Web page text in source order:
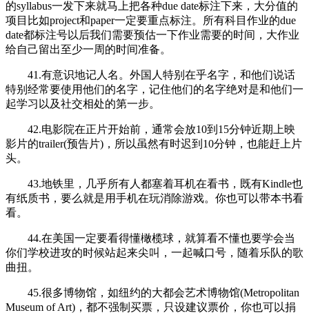
的syllabus一发下来就马上把各种due date标注下来，大分值的
项目比如project和paper一定要重点标注。所有科目作业的due
date都标注号以后我们需要预估一下作业需要的时间，大作业
给自己留出至少一周的时间准备。
41.有意识地记人名。外国人特别在乎名字，和他们说话
特别经常要使用他们的名字，记住他们的名字绝对是和他们一
起学习以及社交相处的第一步。
42.电影院在正片开始前，通常会放10到15分钟近期上映
影片的trailer(预告片)，所以虽然有时迟到10分钟，也能赶上片
头。
43.地铁里，几乎所有人都塞着耳机在看书，既有Kindle也
有纸质书，要么就是用手机在玩消除游戏。你也可以带本书看
看。
44.在美国一定要看得懂橄榄球，就算看不懂也要学会当
你们学校进攻的时候站起来尖叫，一起喊口号，随着乐队的歌
曲扭。
45.很多博物馆，如纽约的大都会艺术博物馆(Metropolitan
Museum of Art)，都不强制买票，只设建议票价，你也可以捐